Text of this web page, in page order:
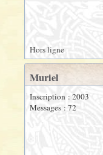
Hors ligne
Muriel
Inscription : 2003
Messages : 72